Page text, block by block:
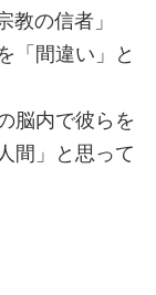
の信者」
「間違い」と
脳内で彼らを
間」と思って